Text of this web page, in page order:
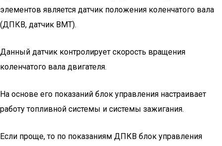
элементов является датчик положения коленчатого вала
(ДПКВ, датчик ВМТ).
Данный датчик контролирует скорость вращения
коленчатого вала двигателя.
На основе его показаний блок управления настраивает
работу топливной системы и системы зажигания.
Если проще, то по показаниям ДПКВ блок управления